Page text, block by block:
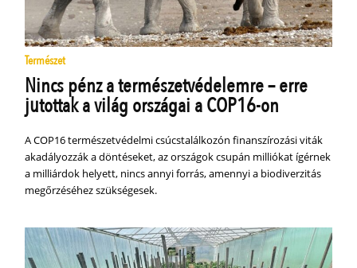
Természet
Nincs pénz a természetvédelemre – erre
jutottak a világ országai a COP16-on
A COP16 természetvédelmi csúcstalálkozón finanszírozási viták
akadályozzák a döntéseket, az országok csupán milliókat ígérnek
a milliárdok helyett, nincs annyi forrás, amennyi a biodiverzitás
megőrzéséhez szükségesek.